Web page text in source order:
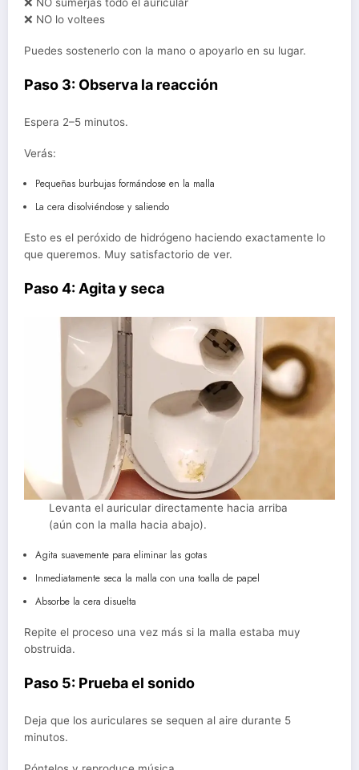
❌ NO sumerjas todo el auricular
❌ NO lo voltees
Puedes sostenerlo con la mano o apoyarlo en su lugar.
Paso 3: Observa la reacción
Espera 2–5 minutos.
Verás:
Pequeñas burbujas formándose en la malla
La cera disolviéndose y saliendo
Esto es el peróxido de hidrógeno haciendo exactamente lo
que queremos. Muy satisfactorio de ver.
Paso 4: Agita y seca
Levanta el auricular directamente hacia arriba
(aún con la malla hacia abajo).
Agita suavemente para eliminar las gotas
Inmediatamente seca la malla con una toalla de papel
Absorbe la cera disuelta
Repite el proceso una vez más si la malla estaba muy
obstruida.
Paso 5: Prueba el sonido
Deja que los auriculares se sequen al aire durante 5
minutos.